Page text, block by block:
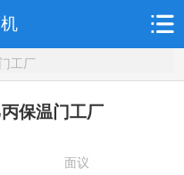
工厂
保温门工厂
面议